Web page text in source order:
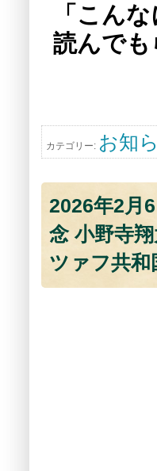
「こん
読んで
カテゴリー: お知
2026年2月
念 小野寺
ツァフ共和
『声